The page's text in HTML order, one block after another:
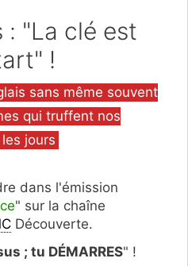
: "La clé est
!
sans même souvent
qui truffent nos
jours
dans l'émission
" sur la chaîne
Découverte.
; tu DÉMARRES" !